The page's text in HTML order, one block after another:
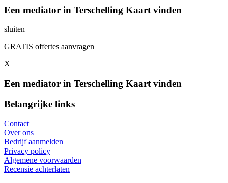
Een mediator in Terschelling Kaart vinden
sluiten
GRATIS offertes aanvragen
X
Een mediator in Terschelling Kaart vinden
Belangrijke links
Contact
Over ons
Bedrijf aanmelden
Privacy policy
Algemene voorwaarden
Recensie achterlaten